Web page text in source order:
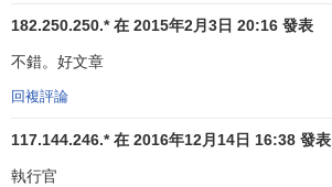
182.250.250.* 在 2015年2月3日 20:16 發表
不錯。好文章
回複評論
117.144.246.* 在 2016年12月14日 16:38 發表
執行官